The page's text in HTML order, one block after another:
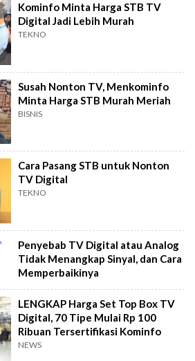
Kominfo Minta Harga STB TV
Digital Jadi Lebih Murah
TEKNO
Susah Nonton TV, Menkominfo
Minta Harga STB Murah Meriah
BISNIS
Cara Pasang STB untuk Nonton
TV Digital
TEKNO
Penyebab TV Digital atau Analog
Tidak Menangkap Sinyal, dan Cara
Memperbaikinya
LENGKAP Harga Set Top Box TV
Digital, 70 Tipe Mulai Rp 100
Ribuan Tersertifikasi Kominfo
NEWS